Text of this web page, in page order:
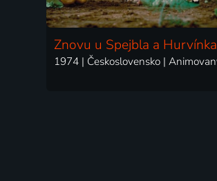
Znovu u Spejbla a Hurvínka